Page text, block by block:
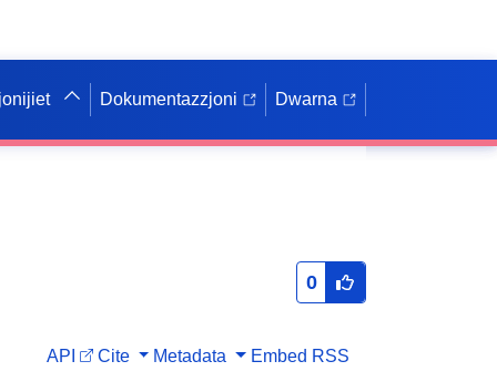
Dokumentazzjoni Dwarna
0
API Cite Metadata Embed RSS